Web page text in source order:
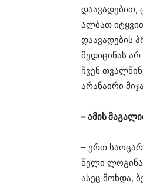
დაავადებით,
ალბათ
დაავადების
მედიცინას
ჩვენ
არანაირი
– ამის
– ერთ
წელი
ასეც მოხდა,